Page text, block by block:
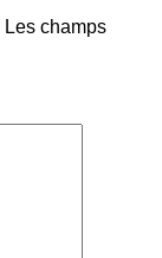
Les champs